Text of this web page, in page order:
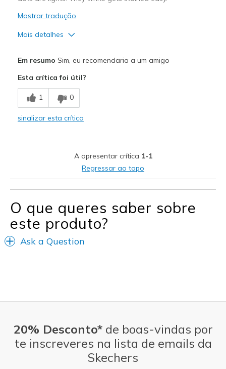
Mostrar tradução
Mais detalhes
Stylish
Contras
Poor Cushioning
Width
Feels true to width
View On Shoes
Shoes are for Wearing
Em resumo Sim, eu recomendaria a um amigo
Esta crítica foi útil?
1 0
sinalizar esta crítica
A apresentar crítica 1-1
Regressar ao topo
O que queres saber sobre
este produto?
Ask a Question
20% Desconto*de boas-vindas por
te inscreveres na lista de emails da
Skechers